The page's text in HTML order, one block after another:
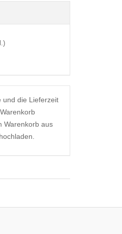
die Lieferzeit
Warenkorb aus